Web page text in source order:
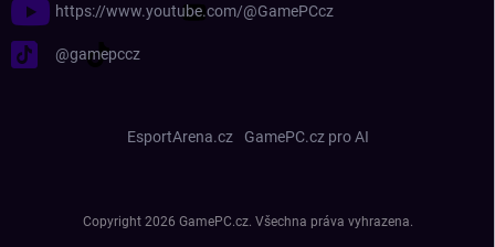
https://www.youtube.com/@GamePCcz
@gamepccz
EsportArena.cz GamePC.cz pro AI
Copyright 2026 GamePC.cz. Všechna práva vyhrazena.